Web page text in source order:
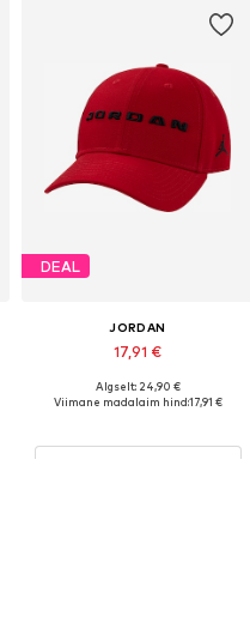
DEAL
JORDAN
17,91 €
Saadaolevad suurused: 54-56
Algselt: 24,90 €
Viimane madalaim hind:17,91 €